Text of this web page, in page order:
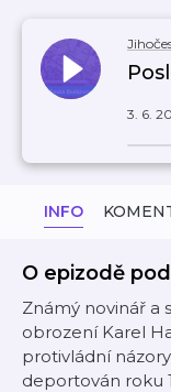
3. 6.
INFO
O epizodě
Známý novinář a
obrození Karel
protivládní
deportován roku